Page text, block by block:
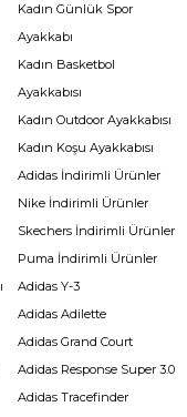
Kadın Günlük Spor
Ayakkabı
Kadın Basketbol
Ayakkabısı
Kadın Outdoor Ayakkabısı
Kadın Koşu Ayakkabısı
Adidas İndirimli Ürünler
Nike İndirimli Ürünler
Skechers İndirimli Ürünler
Puma İndirimli Ürünler
Adidas Y-3
Adidas Adilette
Adidas Grand Court
Adidas Response Super 3.0
Adidas Tracefinder